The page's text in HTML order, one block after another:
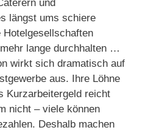
und
längst ums schiere
Hotelgesellschaften
lange durchhalten …
wirkt sich dramatisch auf
aus. Ihre Löhne
Kurzarbeitergeld reicht
nicht – viele können
Deshalb machen